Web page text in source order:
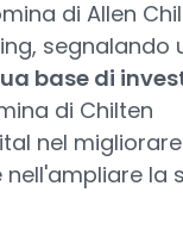
di Allen
segnalando
base di
di Chilten
nel
la